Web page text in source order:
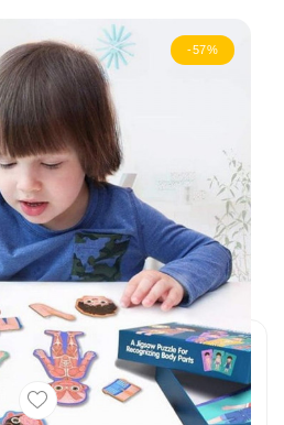
-57%